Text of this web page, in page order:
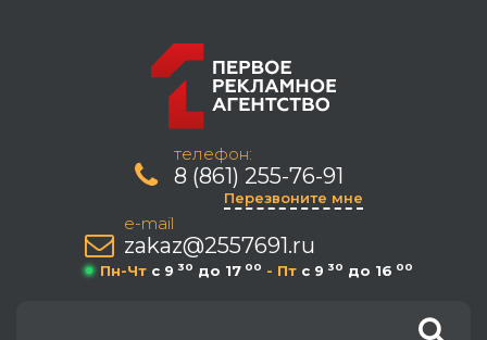
телефон:
8 (861) 255-76-91
Перезвоните мне
e-mail
zakaz@2557691.ru
Пн-Чт c 9 30 до 17 00 - Пт c 9 30 до 16 00